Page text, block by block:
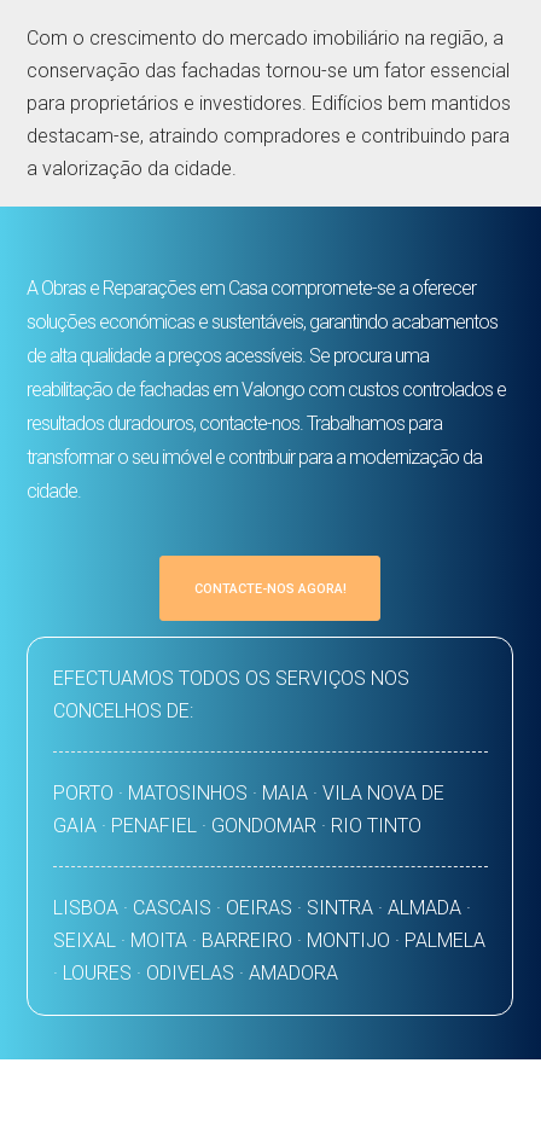
Com o crescimento do mercado imobiliário na região, a
conservação das fachadas tornou-se um fator essencial
para proprietários e investidores. Edifícios bem mantidos
destacam-se, atraindo compradores e contribuindo para
a valorização da cidade.
A Obras e Reparações em Casa compromete-se a oferecer
soluções económicas e sustentáveis, garantindo acabamentos
de alta qualidade a preços acessíveis. Se procura uma
reabilitação de fachadas em Valongo com custos controlados e
resultados duradouros, contacte-nos. Trabalhamos para
transformar o seu imóvel e contribuir para a modernização da
cidade.
CONTACTE-NOS AGORA!
EFECTUAMOS TODOS OS SERVIÇOS NOS
CONCELHOS DE:
PORTO · MATOSINHOS · MAIA · VILA NOVA DE
GAIA · PENAFIEL · GONDOMAR · RIO TINTO
LISBOA · CASCAIS · OEIRAS · SINTRA · ALMADA ·
SEIXAL · MOITA · BARREIRO · MONTIJO · PALMELA
· LOURES · ODIVELAS · AMADORA